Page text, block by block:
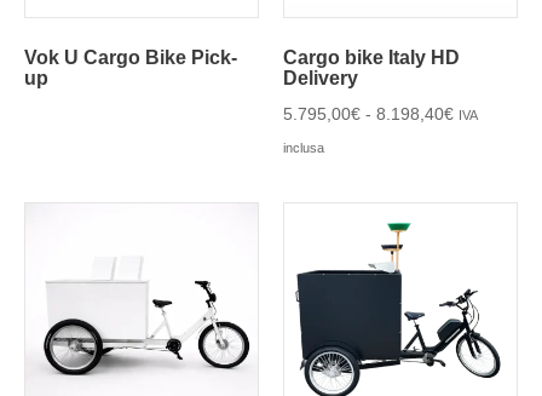
Vok U Cargo Bike Pick-
up
Cargo bike Italy HD
Delivery
5.795,00€ - 8.198,40€ IVA
inclusa